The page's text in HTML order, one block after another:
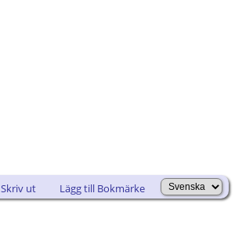
Skriv ut Lägg till Bokmärke